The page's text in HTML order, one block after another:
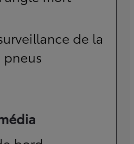
de la
pneus